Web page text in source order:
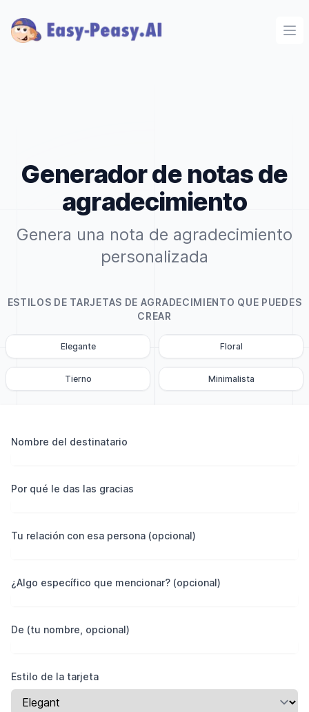
Generador de notas de
agradecimiento
Genera una nota de agradecimiento
personalizada
ESTILOS DE TARJETAS DE AGRADECIMIENTO QUE PUEDES
CREAR
Elegante Floral
Tierno Minimalista
Nombre del destinatario
Por qué le das las gracias
Tu relación con esa persona (opcional)
¿Algo específico que mencionar? (opcional)
De (tu nombre, opcional)
Estilo de la tarjeta